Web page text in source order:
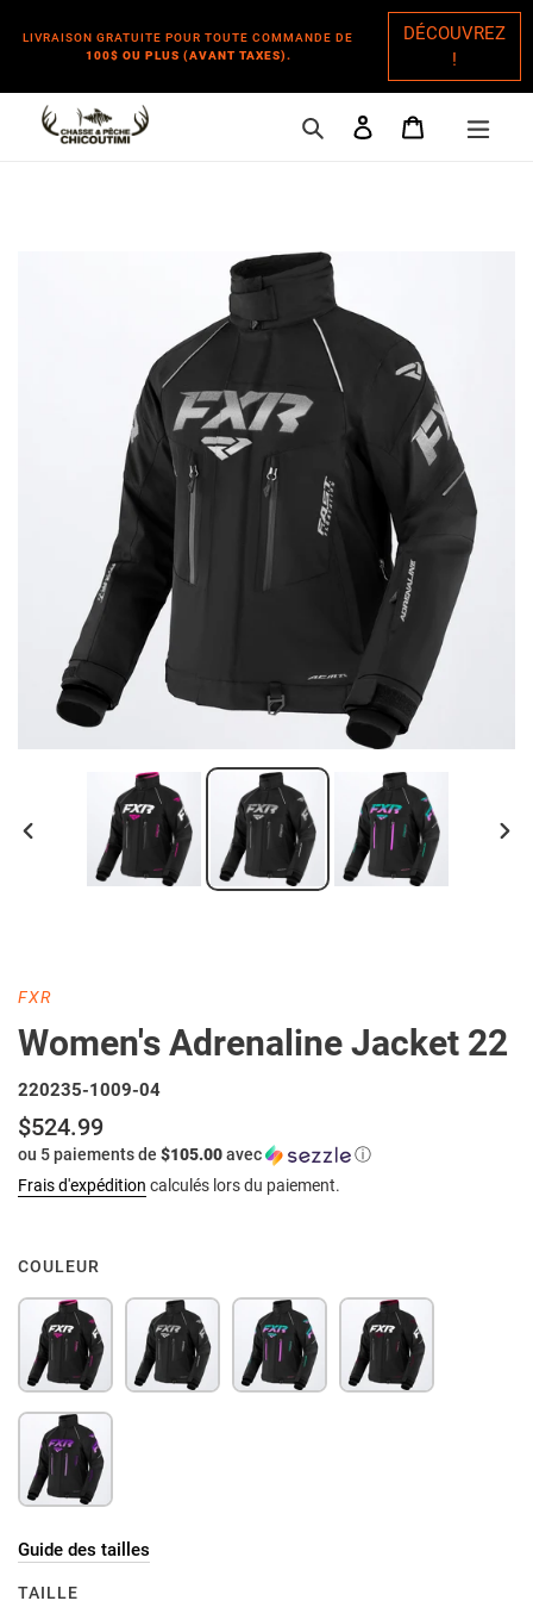
LIVRAISON GRATUITE POUR TOUTE COMMANDE DE
100$ OU PLUS (AVANT TAXES).
DÉCOUVREZ
!
RechercherSe connecter
Panier
DIAPOSITIVE
PRÉCÉDENTE
DISTRIBUTEUR
FXR
Women's Adrenaline Jacket 22
220235-1009-04
Prix
normal
$524.99
ou 5 paiements de $105.00avec
ⓘ
Frais d'expédition calculés lors du paiement.
COULEUR
Guide des tailles
TAILLE